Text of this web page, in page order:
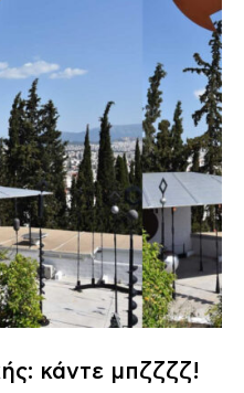
κάντε μπζζζζ!